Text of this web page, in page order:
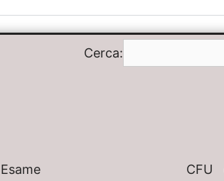
Cerca:
Esame CFU